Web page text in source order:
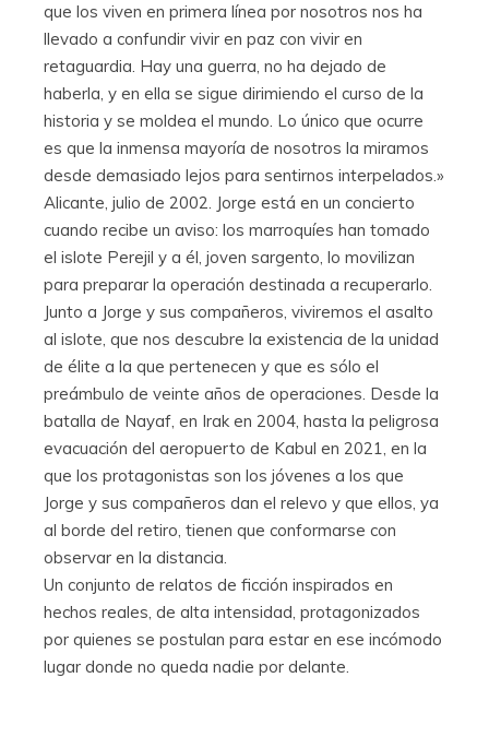
que los viven en primera línea por nosotros nos ha
llevado a confundir vivir en paz con vivir en
retaguardia. Hay una guerra, no ha dejado de
haberla, y en ella se sigue dirimiendo el curso de la
historia y se moldea el mundo. Lo único que ocurre
es que la inmensa mayoría de nosotros la miramos
desde demasiado lejos para sentirnos interpelados.»
Alicante, julio de 2002. Jorge está en un concierto
cuando recibe un aviso: los marroquíes han tomado
el islote Perejil y a él, joven sargento, lo movilizan
para preparar la operación destinada a recuperarlo.
Junto a Jorge y sus compañeros, viviremos el asalto
al islote, que nos descubre la existencia de la unidad
de élite a la que pertenecen y que es sólo el
preámbulo de veinte años de operaciones. Desde la
batalla de Nayaf, en Irak en 2004, hasta la peligrosa
evacuación del aeropuerto de Kabul en 2021, en la
que los protagonistas son los jóvenes a los que
Jorge y sus compañeros dan el relevo y que ellos, ya
al borde del retiro, tienen que conformarse con
observar en la distancia.
Un conjunto de relatos de ficción inspirados en
hechos reales, de alta intensidad, protagonizados
por quienes se postulan para estar en ese incómodo
lugar donde no queda nadie por delante.